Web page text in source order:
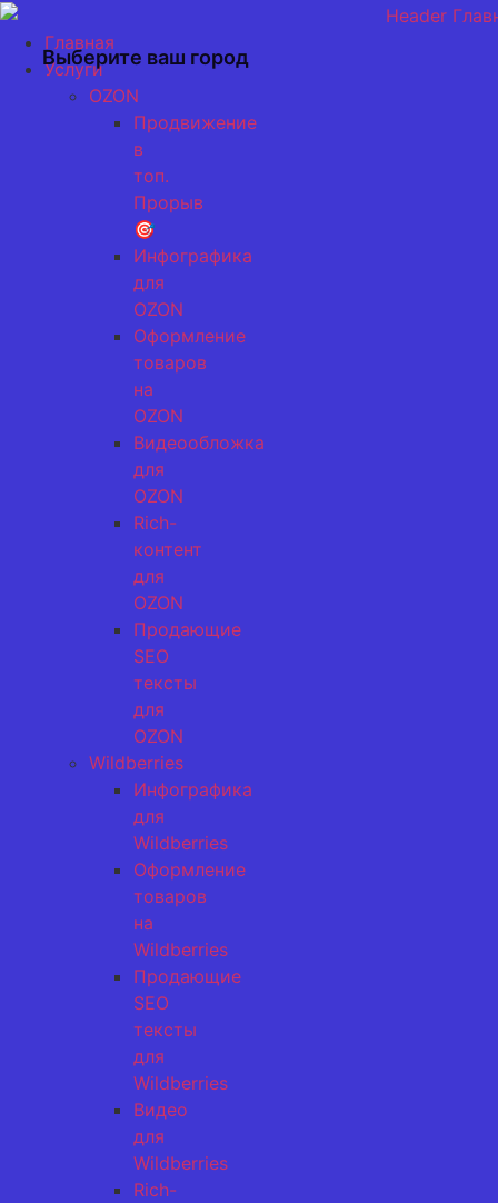
Перейти
содержимому
Главная
Услуги
OZON
Продвижение
в
топ.
Прорыв
🎯
Инфографика
для
OZON
Оформление
товаров
на
OZON
Видеообложка
для
OZON
Rich-
контент
для
OZON
Продающие
SEO
тексты
для
OZON
Wildberries
Инфографика
для
Wildberries
Оформление
товаров
на
Wildberries
Продающие
SEO
тексты
для
Wildberries
Видео
для
Wildberries
Rich-
Выберите ваш город